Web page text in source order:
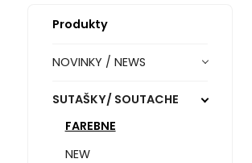
Produkty
NOVINKY / NEWS
SUTAŠKY/ SOUTACHE
FAREBNE
NEW